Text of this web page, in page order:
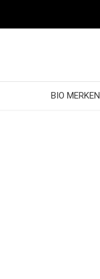
BIO MERKEN